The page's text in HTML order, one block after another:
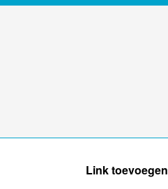
Link toevoegen